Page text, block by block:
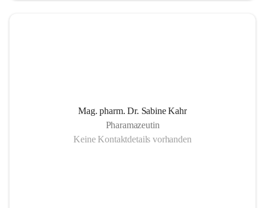
Mag. pharm. Dr. Sabine Kahr
Pharamazeutin
Keine Kontaktdetails vorhanden